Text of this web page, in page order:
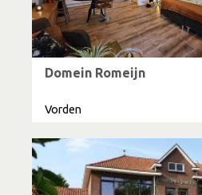
Domein Romeijn
Vorden